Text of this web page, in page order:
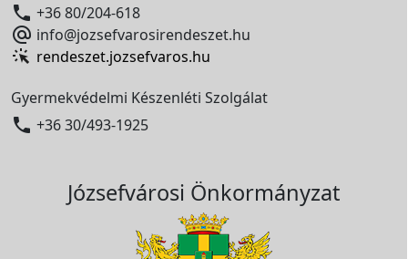
 +36 80/204-618
 info@jozsefvarosirendeszet.hu
rendeszet.jozsefvaros.hu
Gyermekvédelmi Készenléti Szolgálat
 +36 30/493-1925
Józsefvárosi Önkormányzat